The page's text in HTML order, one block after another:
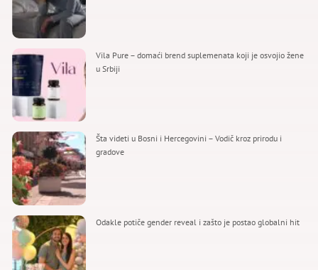
Vila Pure – domaći brend suplemenata koji je osvojio žene
u Srbiji
Šta videti u Bosni i Hercegovini – Vodič kroz prirodu i
gradove
Odakle potiče gender reveal i zašto je postao globalni hit